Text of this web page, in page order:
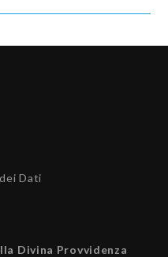
Dati
Divina Provvidenza